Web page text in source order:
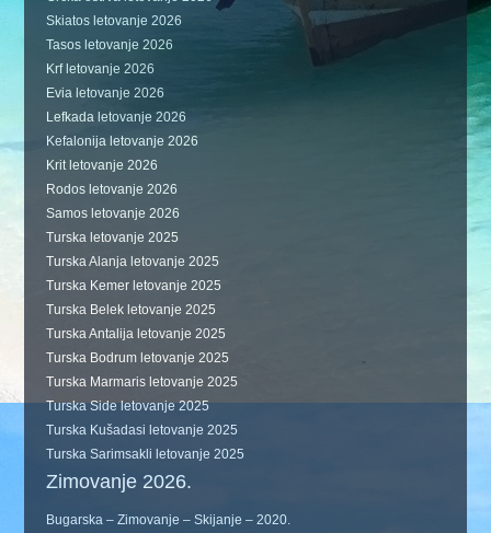
Skiatos letovanje 2026
Tasos letovanje 2026
Krf letovanje 2026
Evia letovanje 2026
Lefkada letovanje 2026
Kefalonija letovanje 2026
Krit letovanje 2026
Rodos letovanje 2026
Samos letovanje 2026
Turska letovanje 2025
Turska Alanja letovanje 2025
Turska Kemer letovanje 2025
Turska Belek letovanje 2025
Turska Antalija letovanje 2025
Turska Bodrum letovanje 2025
Turska Marmaris letovanje 2025
Turska Side letovanje 2025
Turska Kušadasi letovanje 2025
Turska Sarimsakli letovanje 2025
Zimovanje 2026.
Bugarska – Zimovanje – Skijanje – 2020.